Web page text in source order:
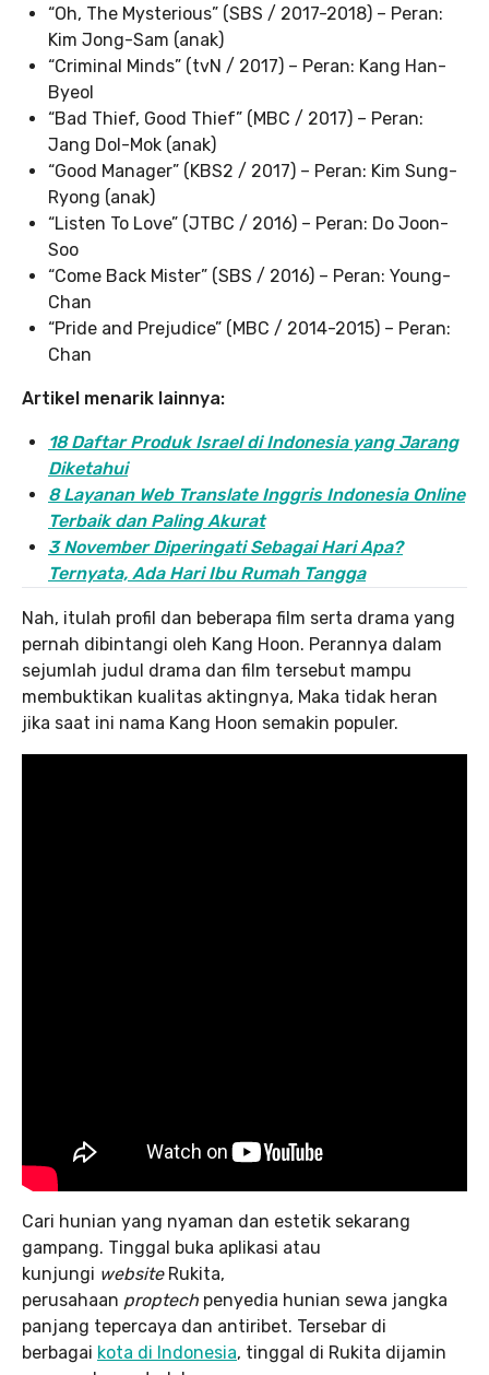
“Oh, The Mysterious” (SBS / 2017-2018) – Peran:
Kim Jong-Sam (anak)
“Criminal Minds” (tvN / 2017) – Peran: Kang Han-
Byeol
“Bad Thief, Good Thief” (MBC / 2017) – Peran:
Jang Dol-Mok (anak)
“Good Manager” (KBS2 / 2017) – Peran: Kim Sung-
Ryong (anak)
“Listen To Love” (JTBC / 2016) – Peran: Do Joon-
Soo
“Come Back Mister” (SBS / 2016) – Peran: Young-
Chan
“Pride and Prejudice” (MBC / 2014-2015) – Peran:
Chan
Artikel menarik lainnya:
18 Daftar Produk Israel di Indonesia yang Jarang
Diketahui
8 Layanan Web Translate Inggris Indonesia Online
Terbaik dan Paling Akurat
3 November Diperingati Sebagai Hari Apa?
Ternyata, Ada Hari Ibu Rumah Tangga
Nah, itulah profil dan beberapa film serta drama yang
pernah dibintangi oleh Kang Hoon. Perannya dalam
sejumlah judul drama dan film tersebut mampu
membuktikan kualitas aktingnya, Maka tidak heran
jika saat ini nama Kang Hoon semakin populer.
Cari hunian yang nyaman dan estetik sekarang
gampang. Tinggal buka aplikasi atau
kunjungi websiteRukita,
perusahaan proptech penyedia hunian sewa jangka
panjang tepercaya dan antiribet. Tersebar di
berbagai kota di Indonesia, tinggal di Rukita dijamin